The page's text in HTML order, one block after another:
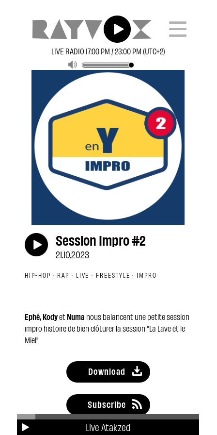
LIVE RADIO 17:00 PM / 23:00 PM (UTC+2)
Live Atakzed
Session Impro #2
21.10.2023
HIP-HOP · RAP · LIVE · FREESTYLE · IMPRO
Ephé, KodyetNuma nous balancent une petite session
impro histoire de bien clôturer la session "La Lave et le
Miel"
Download
Subscribe